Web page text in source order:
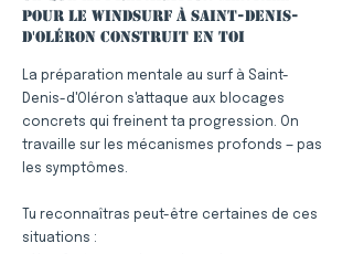
pour le windsurf à Saint-Denis-
d'Oléron construit en toi
La préparation mentale au surf à Saint-
Denis-d'Oléron s'attaque aux blocages
concrets qui freinent ta progression. On
travaille sur les mécanismes profonds — pas
les symptômes.
Tu reconnaîtras peut-être certaines de ces
situations :